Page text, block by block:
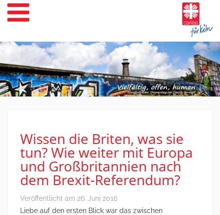
Weiter
zum
Inhalt
Wissen die Briten, was sie
tun? Wie weiter mit Europa
und Großbritannien nach
dem Brexit-Referendum?
Veröffentlicht am 26. Juni 2016
Liebe auf den ersten Blick war das zwischen